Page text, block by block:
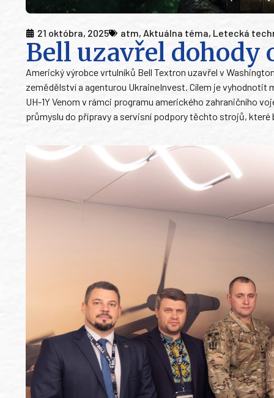
21 októbra, 2025 atm, Aktuálna téma, Letecká
Bell uzavřel dohody
Americký výrobce vrtulníků Bell Textron uzavřel v
zemědělství a agenturou UkraineInvest. Cílem je
UH-1Y Venom v rámci programu amerického zahraničního
průmyslu do přípravy a servisní podpory těchto strojů,